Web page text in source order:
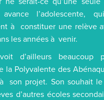
l’adolescente,
à constituer une relève
les années à venir.
voit d’ailleurs
la Polyvalente des
son projet. Son souhait
d’autres écoles